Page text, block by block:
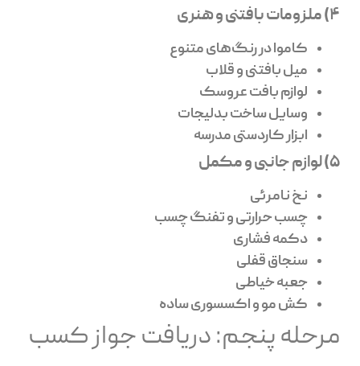
4) ملزومات بافتنی و هنری
کاموا در رنگ‌های متنوع
میل بافتنی و قلاب
لوازم بافت عروسک
وسایل ساخت بدلیجات
ابزار کاردستی مدرسه
5) لوازم جانبی و مکمل
نخ نامرئی
چسب حرارتی و تفنگ چسب
دکمه فشاری
سنجاق قفلی
جعبه خیاطی
کش مو و اکسسوری ساده
مرحله پنجم: دریافت جواز کسب